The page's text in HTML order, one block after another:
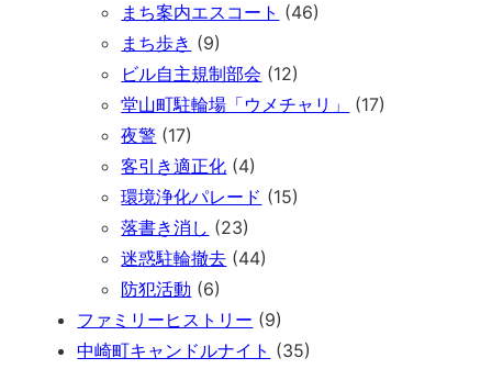
まち案内エスコート (46)
まち歩き (9)
ビル自主規制部会 (12)
堂山町駐輪場「ウメチャリ」
(17)
夜警 (17)
客引き適正化 (4)
環境浄化パレード (15)
落書き消し (23)
迷惑駐輪撤去 (44)
防犯活動 (6)
ファミリーヒストリー (9)
中崎町キャンドルナイト (35)